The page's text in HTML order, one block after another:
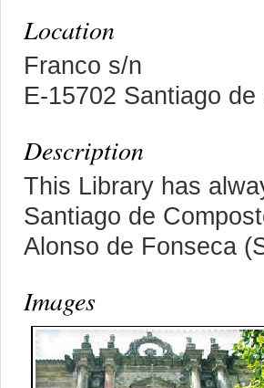
Location
Franco s/n
E-15702 Santiago
Description
This Library has
Santiago de
Alonso de Fonseca
Images